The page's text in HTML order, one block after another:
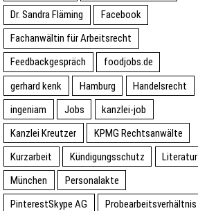
Dr. Sandra Fläming
Facebook
Fachanwältin für Arbeitsrecht
Feedbackgespräch
foodjobs.de
gerhard kenk
Hamburg
Handelsrecht
ingeniam
Jobs
kanzlei-job
Kanzlei Kreutzer
KPMG Rechtsanwälte
Kurzarbeit
Kündigungsschutz
Literatur
München
Personalakte
PinterestSkype AG
Probearbeitsverhältnis